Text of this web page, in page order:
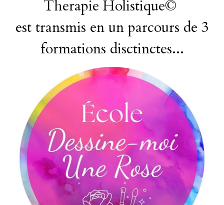
Therapie Holistique©
est transmis en un parcours de 3
formations disctinctes...